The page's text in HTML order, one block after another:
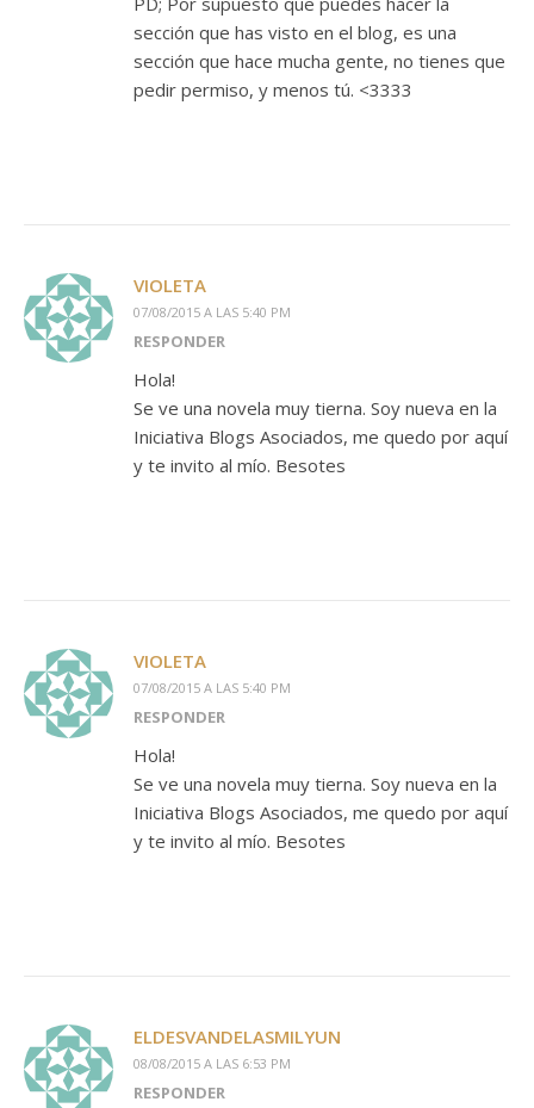
sección que has visto en el blog, es una
sección que hace mucha gente, no tienes que
pedir permiso, y menos tú. <3333
VIOLETA
07/08/2015 A LAS 5:40 PM
RESPONDER
Hola!
Se ve una novela muy tierna. Soy nueva en la
Iniciativa Blogs Asociados, me quedo por aquí
y te invito al mío. Besotes
VIOLETA
07/08/2015 A LAS 5:40 PM
RESPONDER
Hola!
Se ve una novela muy tierna. Soy nueva en la
Iniciativa Blogs Asociados, me quedo por aquí
y te invito al mío. Besotes
ELDESVANDELASMILYUN
08/08/2015 A LAS 6:53 PM
RESPONDER